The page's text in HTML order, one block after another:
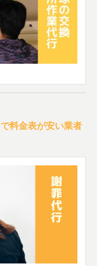
料金表が安い業者